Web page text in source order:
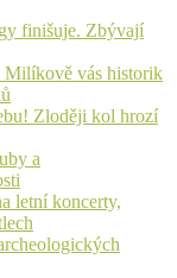
finišuje. Zbývají
Milíkově vás historik
Zloději kol hrozí
a
letní koncerty,